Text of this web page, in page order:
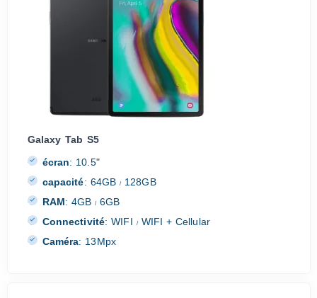
Galaxy Tab S5
écran: 10.5"
capacité: 64GB/ 128GB
RAM: 4GB/ 6GB
Connectivité: WIFI /WIFI + Cellular
Caméra: 13Mpx